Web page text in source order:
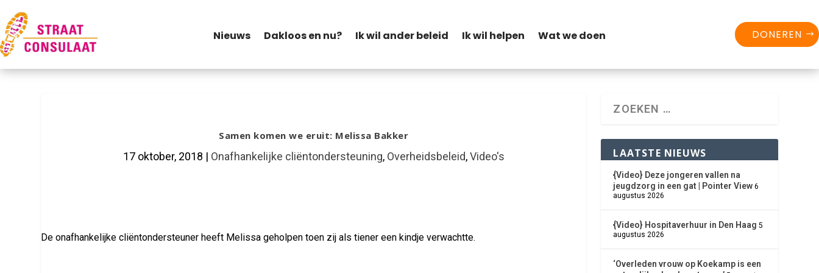
Nieuws Dakloos en nu? Ik wil ander beleid Ik wil helpen Wat we doen DONEREN
Samen komen we eruit: Melissa Bakker
17 oktober, 2018 | Onafhankelijke cliëntondersteuning, Overheidsbeleid,Video's
De onafhankelijke cliëntondersteuner heeft Melissa geholpen toen zij als tiener een kindje verwachtte.
LAATSTE NIEUWS
{Video} Deze jongeren vallen na
jeugdzorg in een gat | Pointer View 6
augustus 2026
{Video} Hospitaverhuur in Den Haag 5
augustus 2026
‘Overleden vrouw op Koekamp is een